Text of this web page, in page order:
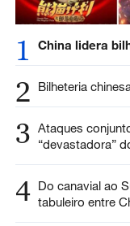
1 China lidera
2 Bilheteria
3 Ataques
“devastadora”
4 Do canavial ao
tabuleiro entre